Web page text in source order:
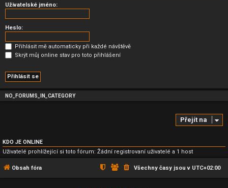
Uživatelské jméno:
Heslo:
Přihlásit mě automaticky při každé návštěvě
Skrýt můj online stav pro toto přihlášení
NO_FORUMS_IN_CATEGORY
Přejít na
KDO JE ONLINE
Uživatelé prohlížející si toto fórum: Žádní registrovaní uživatelé a 1 host
Obsah fóra Všechny časy jsou v UTC+02:00